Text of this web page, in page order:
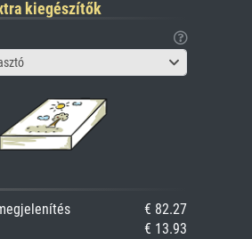
kiegészítők
€ 82.27
€ 13.93